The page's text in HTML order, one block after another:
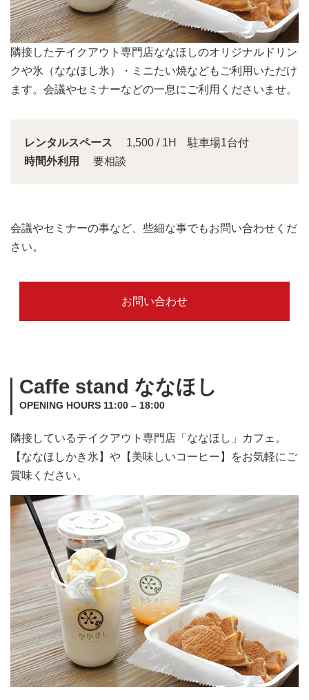
会議スペースは大きな窓から明るい日差しが入り込みま
す。
レンタルスペース
1,500 / 1H 駐車場1台付
時間外利用
要相談
会議やセミナーの事など、些細な事でもお問い合わせくだ
さい。
お問い合わせ
Caffe stand ななほし
OPENING HOURS 11:00 – 18:00
隣接しているテイクアウト専門店「ななほし」カフェ。
【ななほしかき氷】や【美味しいコーヒー】をお気軽にご
賞味ください。